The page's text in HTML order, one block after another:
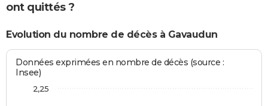
ont quittés ?
Evolution du nombre de décès à Gavaudun
Données exprimées en nombre de décès (source :
Insee)
2,25